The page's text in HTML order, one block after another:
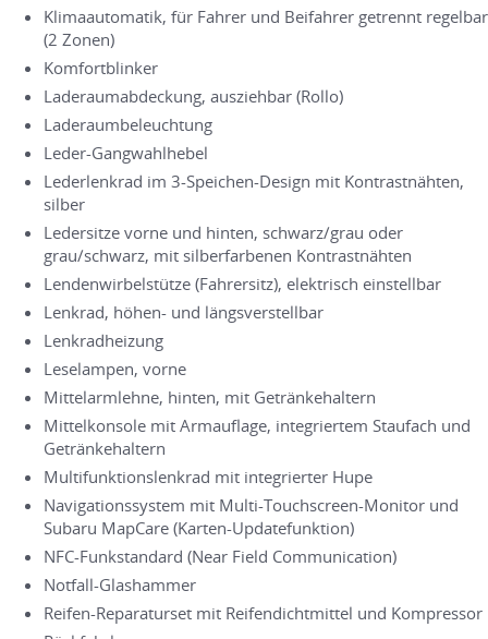
Klimaautomatik, für Fahrer und Beifahrer getrennt regelbar
(2 Zonen)
Komfortblinker
Laderaumabdeckung, ausziehbar (Rollo)
Laderaumbeleuchtung
Leder-Gangwahlhebel
Lederlenkrad im 3-Speichen-Design mit Kontrastnähten,
silber
Ledersitze vorne und hinten, schwarz/grau oder
grau/schwarz, mit silberfarbenen Kontrastnähten
Lendenwirbelstütze (Fahrersitz), elektrisch einstellbar
Lenkrad, höhen- und längsverstellbar
Lenkradheizung
Leselampen, vorne
Mittelarmlehne, hinten, mit Getränkehaltern
Mittelkonsole mit Armauflage, integriertem Staufach und
Getränkehaltern
Multifunktionslenkrad mit integrierter Hupe
Navigationssystem mit Multi-Touchscreen-Monitor und
Subaru MapCare (Karten-Updatefunktion)
NFC-Funkstandard (Near Field Communication)
Notfall-Glashammer
Reifen-Reparaturset mit Reifendichtmittel und Kompressor